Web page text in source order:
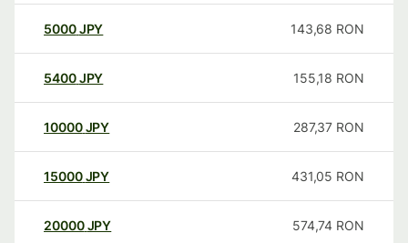
5000JPY 143,68 RON
5400JPY 155,18 RON
10000 JPY 287,37 RON
15000 JPY 431,05 RON
20000 JPY 574,74 RON